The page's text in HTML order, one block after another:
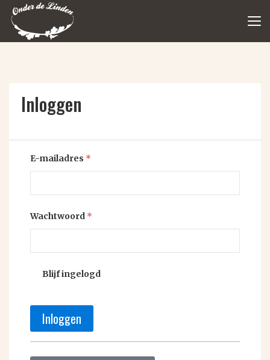
Inloggen
E-mailadres *
Wachtwoord *
Blijf ingelogd
Inloggen